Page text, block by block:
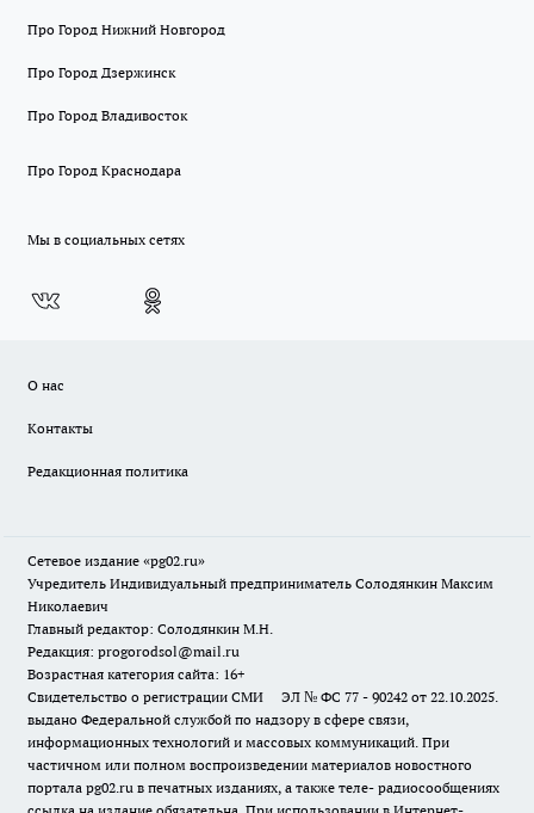
Про Город Нижний Новгород
Про Город Дзержинск
Про Город Владивосток
Про Город Краснодара
Мы в социальных сетях
О нас
Контакты
Редакционная политика
Сетевое издание «pg02.ru»
Учредитель Индивидуальный предприниматель Солодянкин Максим
Николаевич
Главный редактор: Солодянкин М.Н.
Редакция: progorodsol@mail.ru
Возрастная категория сайта: 16+
Свидетельство о регистрации СМИ ЭЛ № ФС 77 - 90242 от 22.10.2025.
выдано Федеральной службой по надзору в сфере связи,
информационных технологий и массовых коммуникаций. При
частичном или полном воспроизведении материалов новостного
портала pg02.ru в печатных изданиях, а также теле- радиосообщениях